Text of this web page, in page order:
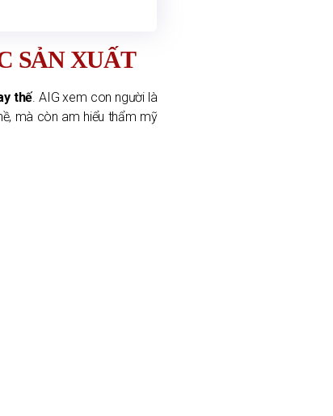
SẢN XUẤT
thế. AIG xem con người là
mà còn am hiểu thẩm mỹ